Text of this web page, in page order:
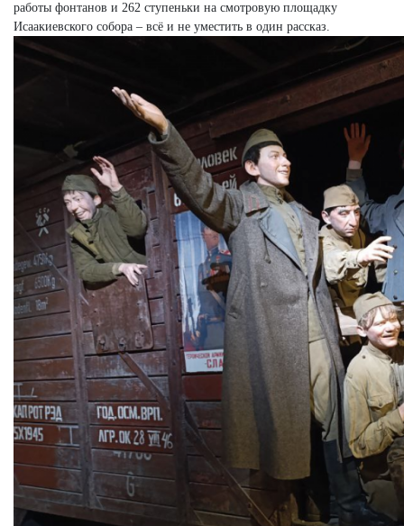
работы фонтанов и 262 ступеньки на смотровую площадку
Исаакиевского собора – всё и не уместить в один рассказ.